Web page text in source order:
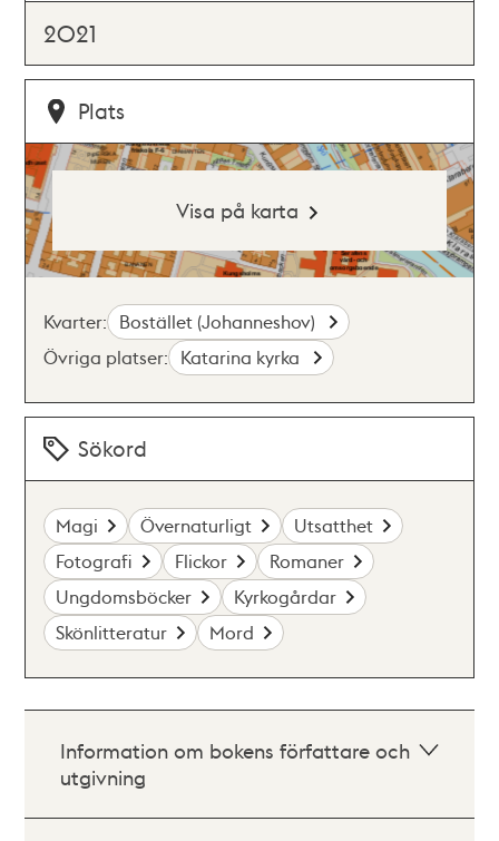
2021
Plats
Visa på karta
Kvarter: Bostället (Johanneshov)
Övriga platser: Katarina kyrka
Sökord
Magi Övernaturligt
Utsatthet
Fotografi
Flickor
Romaner
Ungdomsböcker
Kyrkogårdar
Skönlitteratur
Mord
Information om bokens författare och
utgivning